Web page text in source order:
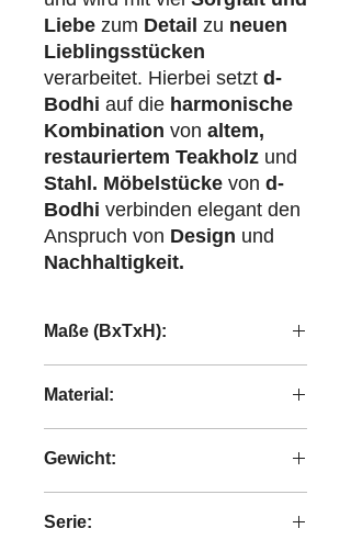
Liebe zum Detail zu neuen
Lieblingsstücken
verarbeitet. Hierbei setzt d-
Bodhi auf die harmonische
Kombination von altem,
restauriertem Teakholz und
Stahl. Möbelstücke von d-
Bodhi verbinden elegant den
Anspruch von Design und
Nachhaltigkeit.
Maße (BxTxH):
Material:
Gewicht:
Serie: